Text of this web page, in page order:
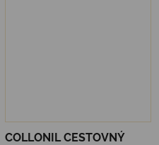
COLLONIL CESTOVNÝ